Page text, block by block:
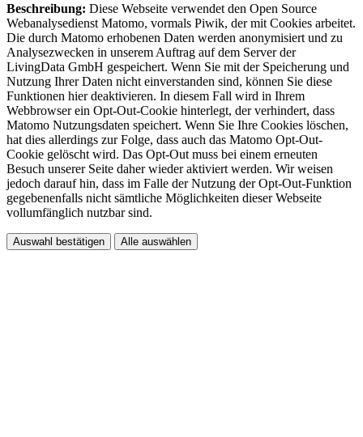
Beschreibung: Diese Webseite verwendet den Open Source
Webanalysedienst Matomo, vormals Piwik, der mit Cookies arbeitet.
Die durch Matomo erhobenen Daten werden anonymisiert und zu
Analysezwecken in unserem Auftrag auf dem Server der
LivingData GmbH gespeichert. Wenn Sie mit der Speicherung und
Nutzung Ihrer Daten nicht einverstanden sind, können Sie diese
Funktionen hier deaktivieren. In diesem Fall wird in Ihrem
Webbrowser ein Opt-Out-Cookie hinterlegt, der verhindert, dass
Matomo Nutzungsdaten speichert. Wenn Sie Ihre Cookies löschen,
hat dies allerdings zur Folge, dass auch das Matomo Opt-Out-
Cookie gelöscht wird. Das Opt-Out muss bei einem erneuten
Besuch unserer Seite daher wieder aktiviert werden. Wir weisen
jedoch darauf hin, dass im Falle der Nutzung der Opt-Out-Funktion
gegebenenfalls nicht sämtliche Möglichkeiten dieser Webseite
vollumfänglich nutzbar sind.
Auswahl bestätigen Alle auswählen